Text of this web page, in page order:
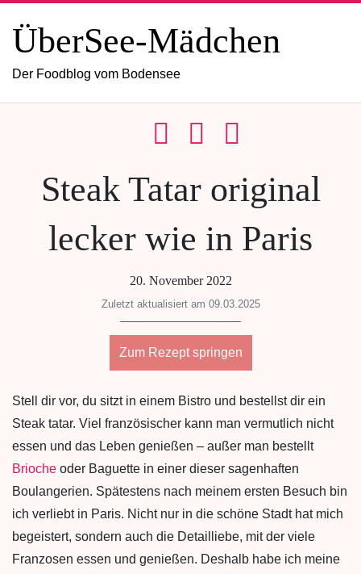
ÜberSee-Mädchen
Der Foodblog vom Bodensee
Steak Tatar original
lecker wie in Paris
20. November 2022
Zuletzt aktualisiert am 09.03.2025
Zum Rezept springen
Stell dir vor, du sitzt in einem Bistro und bestellst dir ein
Steak tatar. Viel französischer kann man vermutlich nicht
essen und das Leben genießen – außer man bestellt
Brioche oder Baguette in einer dieser sagenhaften
Boulangerien. Spätestens nach meinem ersten Besuch bin
ich verliebt in Paris. Nicht nur in die schöne Stadt hat mich
begeistert, sondern auch die Detailliebe, mit der viele
Franzosen essen und genießen. Deshalb habe ich meine